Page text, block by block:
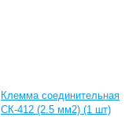
Клемма соединительная
СК-412 (2.5 мм2) (1 шт)